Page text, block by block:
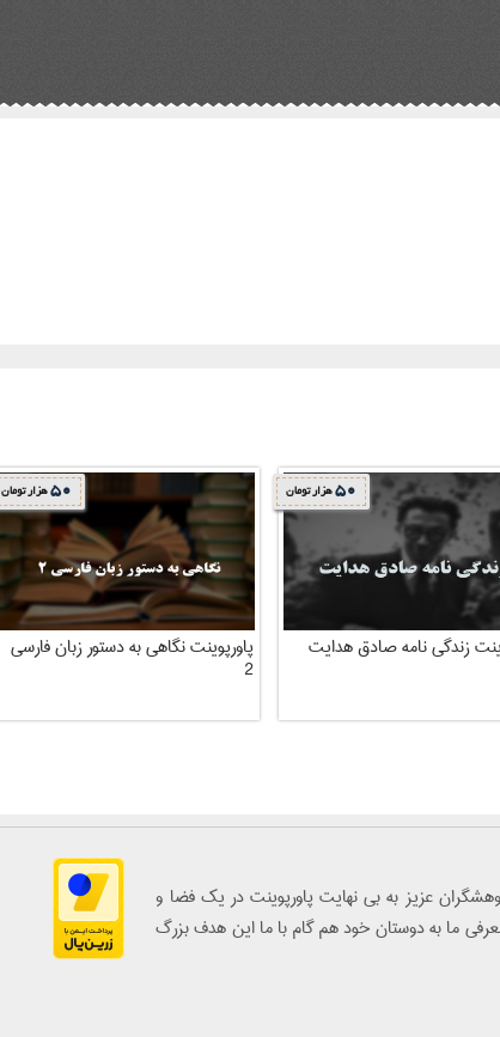
پاورپوینت نگاهی به دستور زبان فارسی
2
50 هزار تومان
زندگی نامه صادق هدایت
50 هزار تومان
عزيز به بي نهايت پاورپوينت در يك فضا و
ما به دوستان خود هم گام با ما اين هدف بزرگ